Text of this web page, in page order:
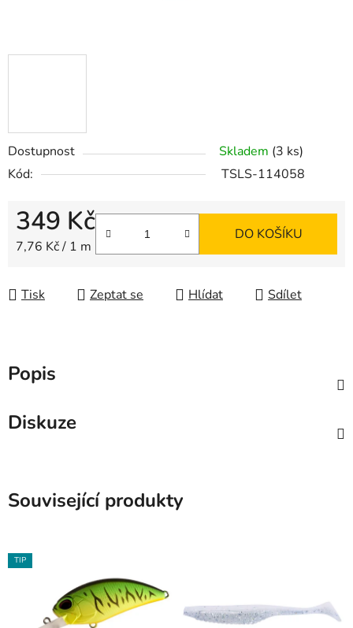
Dostupnost Skladem (3 ks)
Kód:
TSLS-114058
349 Kč
Měrná cena:
7,76 Kč / 1 m
DO KOŠÍKU
Tisk Zeptat se Hlídat Sdílet
Popis
Diskuze
Související produkty
TIP